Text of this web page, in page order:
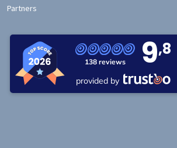
Partners
138 reviews 9,8
provided by